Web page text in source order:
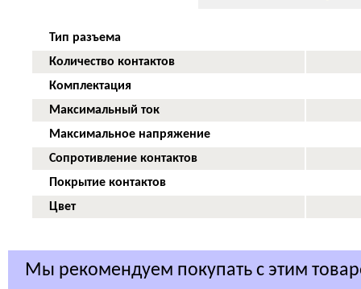
Тип разъема
Количество контактов
Комплектация
Максимальный ток
Максимальное напряжение
Сопротивление контактов
Покрытие контактов
Цвет
Мы рекомендуем покупать с этим